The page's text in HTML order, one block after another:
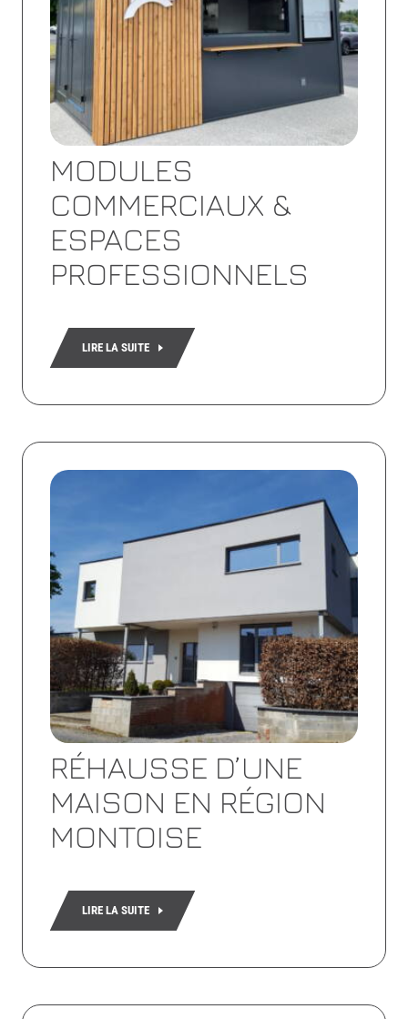
MODULES
COMMERCIAUX &
ESPACES
PROFESSIONNELS
LIRE LA SUITE
RÉHAUSSE D’UNE
MAISON EN RÉGION
MONTOISE
LIRE LA SUITE
Lire
Lire